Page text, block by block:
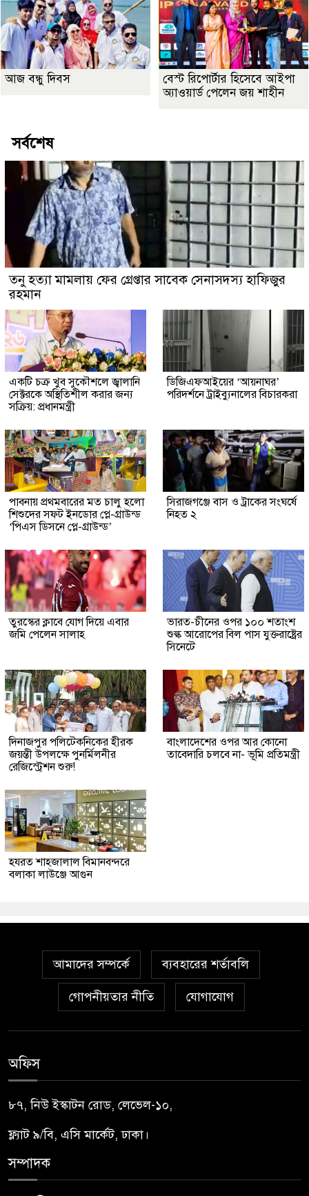
আজ বন্ধু দিবস
বেস্ট রিপোর্টার হিসেবে আইপা
অ্যাওয়ার্ড পেলেন জয় শাহীন
সর্বশেষ
তনু হত্যা মামলায় ফের গ্রেপ্তার সাবেক সেনাসদস্য হাফিজুর
রহমান
একটি চক্র খুব সুকৌশলে জ্বালানি
সেক্টরকে অস্থিতিশীল করার জন্য
সক্রিয়: প্রধানমন্ত্রী
ডিজিএফআইয়ের ‘আয়নাঘর’
পরিদর্শনে ট্রাইব্যুনালের বিচারকরা
পাবনায় প্রথমবারের মত চালু হলো
শিশুদের সফট ইনডোর প্লে-গ্রাউন্ড
‘পিএস ডিসনে প্লে-গ্রাউন্ড’
সিরাজগঞ্জে বাস ও ট্রাকের সংঘর্ষে
নিহত ২
তুরস্কের ক্লাবে যোগ দিয়ে এবার
জমি পেলেন সালাহ
ভারত-চীনের ওপর ১০০ শতাংশ
শুল্ক আরোপের বিল পাস যুক্তরাষ্ট্রের
সিনেটে
দিনাজপুর পলিটেকনিকের হীরক
জয়ন্তী উপলক্ষে পুনর্মিলনীর
রেজিস্ট্রেশন শুরু!
বাংলাদেশের ওপর আর কোনো
তাবেদারি চলবে না- ভূমি প্রতিমন্ত্রী
হযরত শাহজালাল বিমানবন্দরে
বলাকা লাউঞ্জে আগুন
আমাদের সম্পর্কে ব্যবহারের শর্তাবলি
গোপনীয়তার নীতি যোগাযোগ
অফিস
৮৭, নিউ ইস্কাটন রোড, লেভেল-১০,
ফ্ল্যাট ৯/বি, এসি মার্কেট, ঢাকা।
সম্পাদক